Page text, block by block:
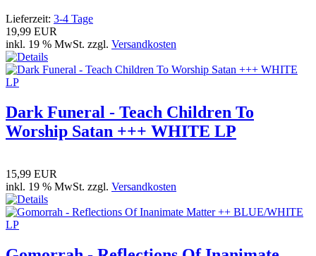
Lieferzeit: 3-4 Tage
19,99 EUR
inkl. 19 % MwSt. zzgl. Versandkosten
Dark Funeral - Teach Children To
Worship Satan +++ WHITE LP
15,99 EUR
inkl. 19 % MwSt. zzgl. Versandkosten